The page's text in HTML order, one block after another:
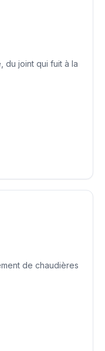
du joint qui fuit à la
de chaudières